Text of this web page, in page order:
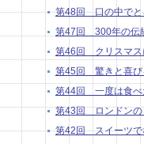
第48回 口の中でと
第47回 300年の伝
第46回 クリスマス
第45回 驚きと喜び
第44回 一度は食べ
第43回 ロンドンの
第42回 スイーツで